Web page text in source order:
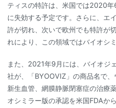
ティスの特許は、米国では2020
に失効する予定です。さらに、エ
許が切れ、次いで欧州でも特許が
れにより、この領域ではバイオシ
また、2021年9月には、バイオジ
社が、「BYOOVIZ」の商品名で
新生血管、網膜静脈閉塞症の治療
オシミラー版の承認を米国FDAか